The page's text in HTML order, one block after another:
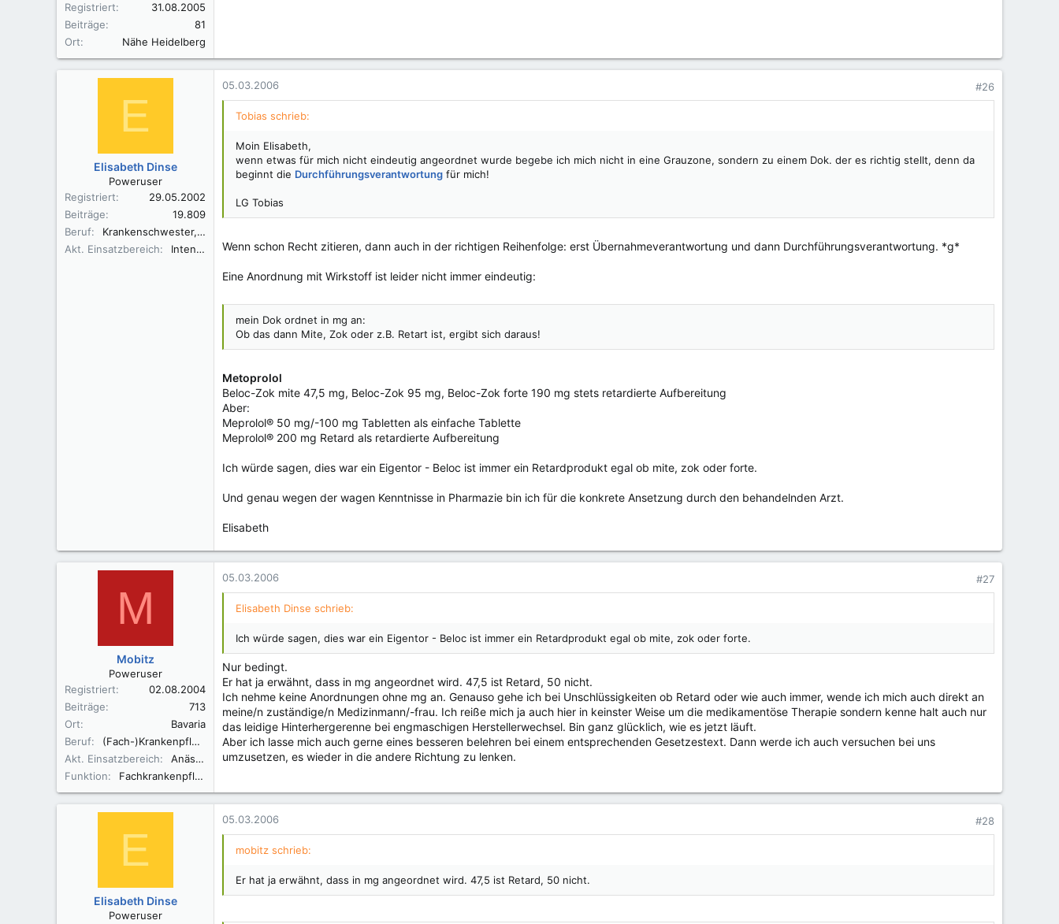
Registriert
31.08.2005
Beiträge
81
Ort
Nähe Heidelberg
E
Elisabeth Dinse
Poweruser
Registriert
29.05.2002
Beiträge
19.809
Beruf
Krankenschwester, Fachkrankenschwester A/I, Praxisbegleiter Basale Stimulation
Akt. Einsatzbereich
Intensivüberwachung
05.03.2006 #26
Tobias schrieb:
Moin Elisabeth,
wenn etwas für mich nicht eindeutig angeordnet wurde begebe ich mich nicht in eine Grauzone, sondern zu einem Dok. der es richtig stellt, denn da
beginnt die Durchführungsverantwortung für mich!
LG Tobias
Wenn schon Recht zitieren, dann auch in der richtigen Reihenfolge: erst Übernahmeverantwortung und dann Durchführungsverantwortung. *g*
Eine Anordnung mit Wirkstoff ist leider nicht immer eindeutig:
mein Dok ordnet in mg an:
Ob das dann Mite, Zok oder z.B. Retart ist, ergibt sich daraus!
Metoprolol
Beloc-Zok mite 47,5 mg, Beloc-Zok 95 mg, Beloc-Zok forte 190 mg stets retardierte Aufbereitung
Aber:
Meprolol® 50 mg/-100 mg Tabletten als einfache Tablette
Meprolol® 200 mg Retard als retardierte Aufbereitung
Ich würde sagen, dies war ein Eigentor - Beloc ist immer ein Retardprodukt egal ob mite, zok oder forte.
Und genau wegen der wagen Kenntnisse in Pharmazie bin ich für die konkrete Ansetzung durch den behandelnden Arzt.
Elisabeth
M
Mobitz
Poweruser
Registriert
02.08.2004
Beiträge
713
Ort
Bavaria
Beruf
(Fach-)Krankenpfleger An/Int, Altenpfleger
Akt. Einsatzbereich
Anästhesie
Funktion
Fachkrankenpfleger, Praxisanleiter
05.03.2006 #27
Elisabeth Dinse schrieb:
Ich würde sagen, dies war ein Eigentor - Beloc ist immer ein Retardprodukt egal ob mite, zok oder forte.
Nur bedingt.
Er hat ja erwähnt, dass in mg angeordnet wird. 47,5 ist Retard, 50 nicht.
Ich nehme keine Anordnungen ohne mg an. Genauso gehe ich bei Unschlüssigkeiten ob Retard oder wie auch immer, wende ich mich auch direkt an
meine/n zuständige/n Medizinmann/-frau. Ich reiße mich ja auch hier in keinster Weise um die medikamentöse Therapie sondern kenne halt auch nur
das leidige Hinterhergerenne bei engmaschigen Herstellerwechsel. Bin ganz glücklich, wie es jetzt läuft.
Aber ich lasse mich auch gerne eines besseren belehren bei einem entsprechenden Gesetzestext. Dann werde ich auch versuchen bei uns
umzusetzen, es wieder in die andere Richtung zu lenken.
E
Elisabeth Dinse
Poweruser
05.03.2006 #28
mobitz schrieb:
Er hat ja erwähnt, dass in mg angeordnet wird. 47,5 ist Retard, 50 nicht.